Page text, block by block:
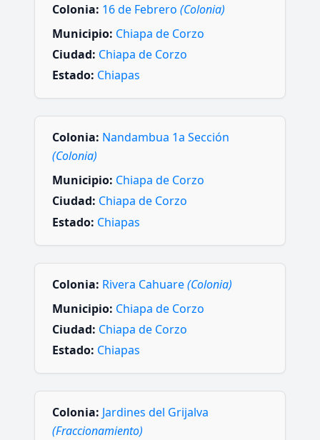
Colonia: 16 de Febrero (Colonia)
Municipio: Chiapa de Corzo
Ciudad: Chiapa de Corzo
Estado: Chiapas
Colonia: Nandambua 1a Sección
(Colonia)
Municipio: Chiapa de Corzo
Ciudad: Chiapa de Corzo
Estado: Chiapas
Colonia: Rivera Cahuare(Colonia)
Municipio: Chiapa de Corzo
Ciudad: Chiapa de Corzo
Estado: Chiapas
Colonia: Jardines del Grijalva
(Fraccionamiento)